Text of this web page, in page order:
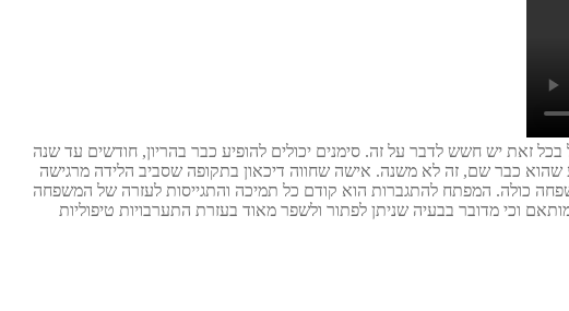
דכדוך ועצבות ימים ספורים או אפילו מספר שעות אחר הלידה. דיכאון מופיע אצל 10-15% מהנשים, אבל בכל זאת יש חשש לדבר על זה. סימנים יכולים להופיע כבר בהריון, חודשים עד שנה
שהוא כבר שם, זה לא משנה. אישה שחווה דיכאון בתקופה שסביב הלידה מרגישה
כולה. המפתח להתגברות הוא קודם כל תמיכה והתגייסות לעזרה של המשפחה
וכי מדובר בבעיה שניתן לפתור ולשפר מאוד בעזרת התערבויות טיפוליות